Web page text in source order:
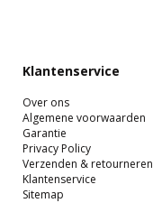
Klantenservice
Over ons
Algemene voorwaarden
Garantie
Privacy Policy
Verzenden & retourneren
Klantenservice
Sitemap